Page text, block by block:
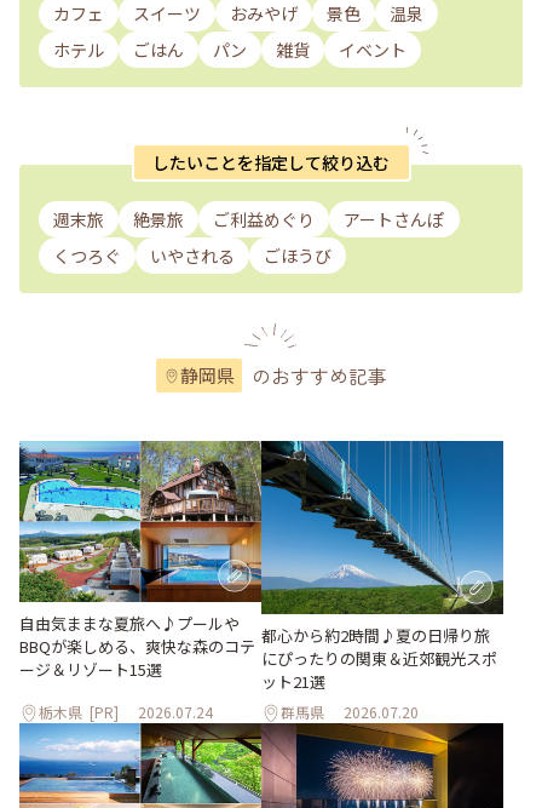
カフェ スイーツ おみやげ 景色
温泉
ホテル
ごはん パン 雑貨 イベント
したいことを指定して絞り込む
週末旅 絶景旅 ご利益めぐり
アートさんぽ
くつろぐ
いやされる ごほうび
静岡県 のおすすめ記事
自由気ままな夏旅へ♪プールや
BBQが楽しめる、爽快な森のコテ
ージ＆リゾート15選
栃木県 [PR] 2026.07.24
都心から約2時間♪夏の日帰り旅
にぴったりの関東＆近郊観光スポ
ット21選
群馬県 2026.07.20